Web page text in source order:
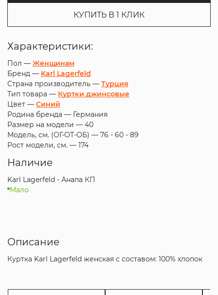
КУПИТЬ В 1 КЛИК
Характеристики:
Пол — Женщинам
Бренд — Karl Lagerfeld
Страна производитель — Турция
Тип товара — Куртки джинсовые
Цвет — Синий
Родина бренда — Германия
Размер на модели — 40
Модель, см. (ОГ-ОТ-ОБ) — 76 - 60 - 89
Рост модели, см. — 174
Наличие
Karl Lagerfeld - Анапа КП
Мало
Описание
Куртка Karl Lagerfeld женская с составом: 100% хлопок